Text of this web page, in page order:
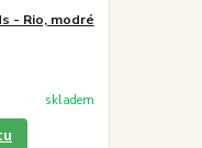
- Rio, modré
skladem